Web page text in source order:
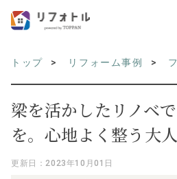
トップ リフォーム事例
梁を活かしたリノベ
を。心地よく整う大
更新日：2023年10月01日